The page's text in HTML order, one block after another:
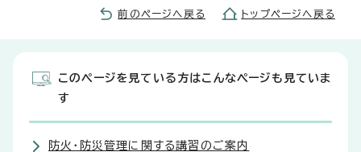
前のページへ戻る トップページへ戻る
このページを見ている方はこんなページも見ていま
す
防火・防災管理に関する講習のご案内